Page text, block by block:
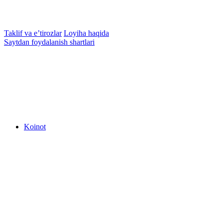
Taklif va e’tirozlar Loyiha haqida
Saytdan foydalanish shartlari
Koinot